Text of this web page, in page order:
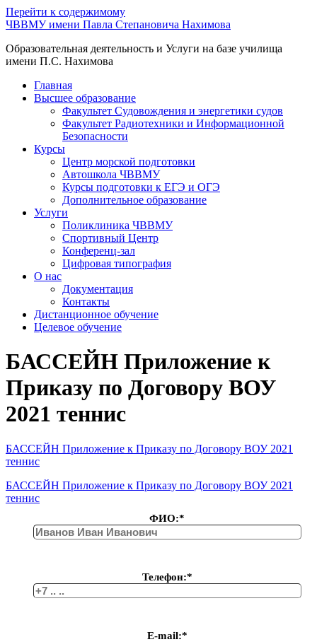
Перейти к содержимому
ЧВВМУ имени Павла Степановича Нахимова
Образовательная деятельность и Услуги на базе училища
имени П.С. Нахимова
Главная
Высшее образование
Факультет Судовождения и энергетики судов
Факультет Радиотехники и Информационной
Безопасности
Курсы
Центр морской подготовки
Автошкола ЧВВМУ
Курсы подготовки к ЕГЭ и ОГЭ
Дополнительное образование
Услуги
Поликлиника ЧВВМУ
Спортивный Центр
Конференц-зал
Цифровая типография
О нас
Документация
Контакты
Дистанционное обучение
Целевое обучение
БАССЕЙН Приложение к
Приказу по Договору ВОУ
2021 теннис
БАССЕЙН Приложение к Приказу по Договору ВОУ 2021
теннис
БАССЕЙН Приложение к Приказу по Договору ВОУ 2021
теннис
ФИО:*
Телефон:*
Е-mail:*